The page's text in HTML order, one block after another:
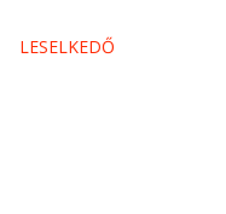
LESELKEDŐ